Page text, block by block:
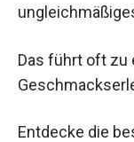
Das führt oft zu
Entdecke die